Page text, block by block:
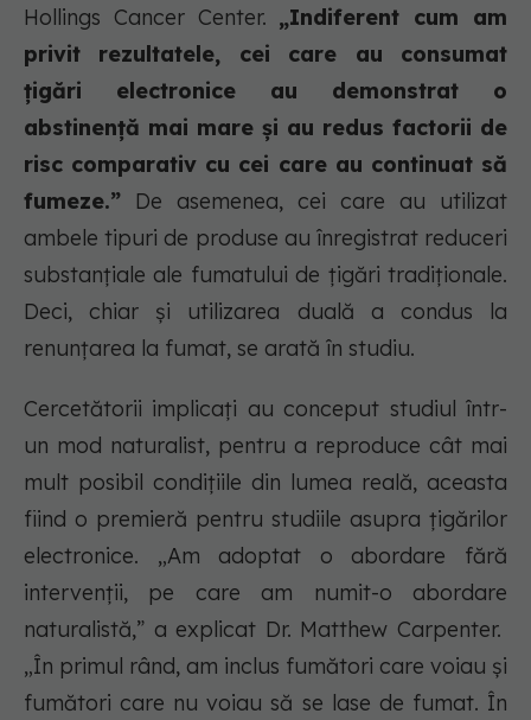
Hollings Cancer Center. „Indiferent cum am
privit rezultatele, cei care au consumat
țigări electronice au demonstrat o
abstinență mai mare și au redus factorii de
risc comparativ cu cei care au continuat să
fumeze.” De asemenea, cei care au utilizat
ambele tipuri de produse au înregistrat reduceri
substanțiale ale fumatului de țigări tradiționale.
Deci, chiar și utilizarea duală a condus la
renunțarea la fumat, se arată în studiu.
Cercetătorii implicați au conceput studiul într-
un mod naturalist, pentru a reproduce cât mai
mult posibil condițiile din lumea reală, aceasta
fiind o premieră pentru studiile asupra țigărilor
electronice. „Am adoptat o abordare fără
intervenții, pe care am numit-o abordare
naturalistă,” a explicat Dr. Matthew Carpenter.
„În primul rând, am inclus fumători care voiau și
fumători care nu voiau să se lase de fumat. În